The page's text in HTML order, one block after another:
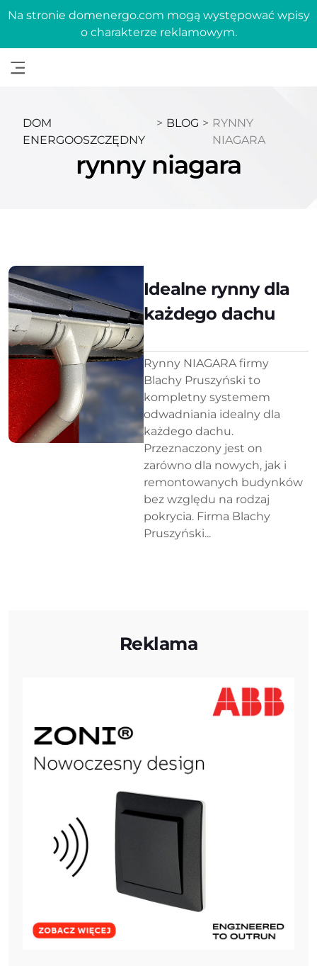
Na stronie domenergo.com mogą występować wpisy
o charakterze reklamowym.
DOM
ENERGOOSZCZĘDNY
> BLOG > RYNNY
NIAGARA
rynny niagara
Idealne rynny dla
każdego dachu
Rynny NIAGARA firmy
Blachy Pruszyński to
kompletny systemem
odwadniania idealny dla
każdego dachu.
Przeznaczony jest on
zarówno dla nowych, jak i
remontowanych budynków
bez względu na rodzaj
pokrycia. Firma Blachy
Pruszyński...
Reklama